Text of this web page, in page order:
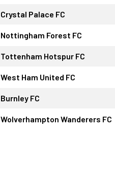
Crystal Palace FC
Nottingham Forest FC
Tottenham Hotspur FC
West Ham United FC
Burnley FC
Wolverhampton Wanderers FC